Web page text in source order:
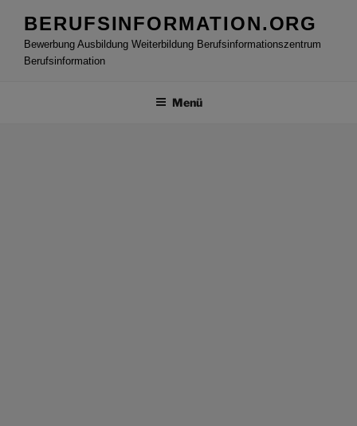
Inhalt
springen
BERUFSINFORMATION.ORG
Bewerbung Ausbildung Weiterbildung Berufsinformationszentrum
Berufsinformation
Menü